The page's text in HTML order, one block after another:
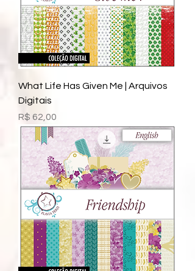
What Life Has Given Me | Arquivos
Digitais
Preço
R$ 62,00